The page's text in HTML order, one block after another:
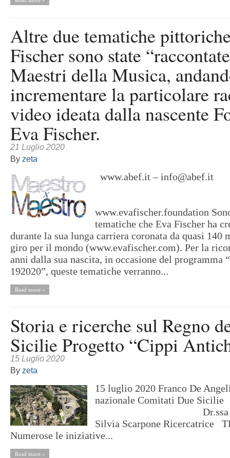
Altre due tematiche
Fischer sono state
Maestri della Musica,
incrementare la particolare
video ideata dalla nascente
Eva Fischer.
21 Luglio 2020
By zeta
www.abef.it – info@abef.it
www.evafischer.foundation
tematiche che Eva Fischer ha
durante la sua lunga carriera coronata da quasi 140
giro per il mondo (www.evafischer.com). Per la
anni dalla sua nascita, in occasione del programma
192020”, queste tematiche verranno...
Read more »
Storia e ricerche sul Regno
Sicilie Progetto “Cippi
15 Luglio 2020
By zeta
15 luglio 2020 Franco De
nazionale Comitati
Dr.ssa
Silvia Scarpone Ricercatrice
Numerose le iniziative...
Read more »